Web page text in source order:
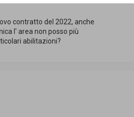
contratto del 2022, anche
l' area non posso più
abilitazioni?